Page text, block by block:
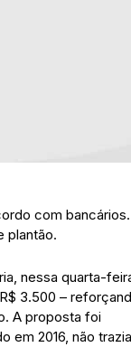
com bancários.
plantão.
nessa quarta-
3.500 –
A proposta foi
em 2016, não trazia